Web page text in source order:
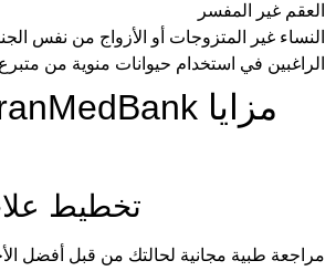
العقم غير المفسر
النساء غير المتزوجات أو الأزواج من نفس
الراغبين في استخدام حيوانات منوية من متبرع
تخطيط
مراجعة طبية مجانية لحالتك من قبل أفضل